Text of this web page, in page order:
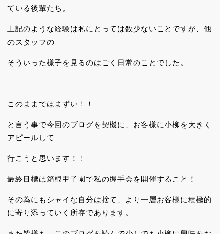
ている後輩たち。
上記のような経験は私にとっては数少ないことですが、他
のスタッフの
そういった様子を見るのはごく日常のことでした。
このままではまずい！！
と言う事で今回のブログを契機に、お客様に小柳を大きく
アピールして
行こうと思います！！
最終目標は箱根甲子園で私の握手会を開催すること！
その為にもシャイな自分は捨て、より一層お客様に積極的
に寄り添っていく所存であります。